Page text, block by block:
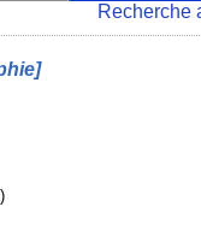
Recherche